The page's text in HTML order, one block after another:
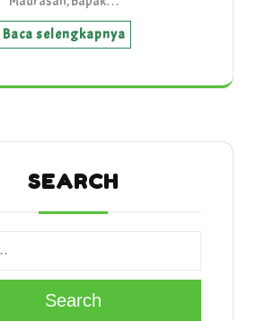
Baca selengkapnya
SEARCH
Search